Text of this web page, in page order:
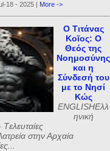
18 - 2025 | More ->
Ο Τιτάνας
Κοῖος: Ο
Θεός της
Νοημοσύνης
και η
Σύνδεσή του
με το Νησί
Κώς
ENGLISHΕλλ
ηνική
στην Αρχαία